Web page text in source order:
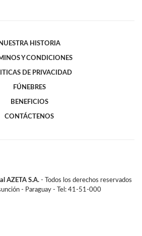
NUESTRA HISTORIA
Y CONDICIONES
DE PRIVACIDAD
FÚNEBRES
BENEFICIOS
CONTÁCTENOS
AZETA S.A. - Todos los derechos reservados
- Paraguay - Tel: 41-51-000